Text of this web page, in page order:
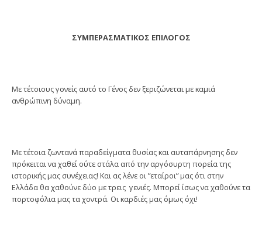
ΣΥΜΠΕΡΑΣΜΑΤΙΚΟΣ ΕΠΙΛΟΓΟΣ
Με τέτοιους γονείς αυτό το Γένος δεν ξεριζώνεται με καμιά
ανθρώπινη δύναμη.
Με τέτοια ζωντανά παραδείγματα θυσίας και αυταπάρνησης δεν
πρόκειται να χαθεί ούτε στάλα από την αργόσυρτη πορεία της
ιστορικής μας συνέχειας! Και ας λένε οι ”εταίροι” μας ότι στην
Ελλάδα θα χαθούνε δύο με τρεις γενιές. Μπορεί ίσως να χαθούνε τα
πορτοφόλια μας τα χοντρά. Οι καρδιές μας όμως όχι!